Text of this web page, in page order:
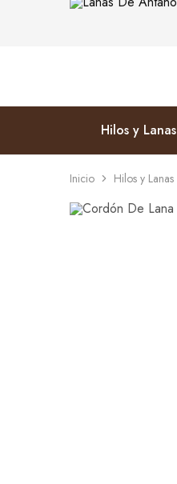
Antaño
&
Hilos y Lanas
Inicio Hilos y Lanas